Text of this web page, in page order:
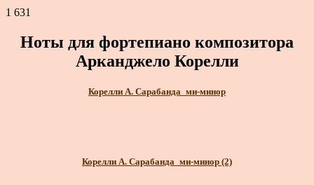
1 631
Ноты для фортепиано композитора
Арканджело Корелли
Корелли А. Сарабанда_ми-минор
Корелли А. Сарабанда_ми-минор (2)